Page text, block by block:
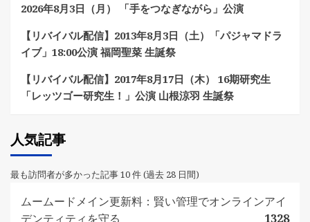
2026年8月3日（月） 「手をつなぎながら」公演
【リバイバル配信】2013年8月3日（土）「パジャマドラ
イブ」18:00公演 福岡聖菜 生誕祭
【リバイバル配信】2017年8月17日（木） 16期研究生
「レッツゴー研究生！」公演 山根涼羽 生誕祭
人気記事
最も訪問者が多かった記事 10 件 (過去 28 日間)
ムームードメイン更新料：賢い管理でオンラインアイ
デンティティを守る
1328